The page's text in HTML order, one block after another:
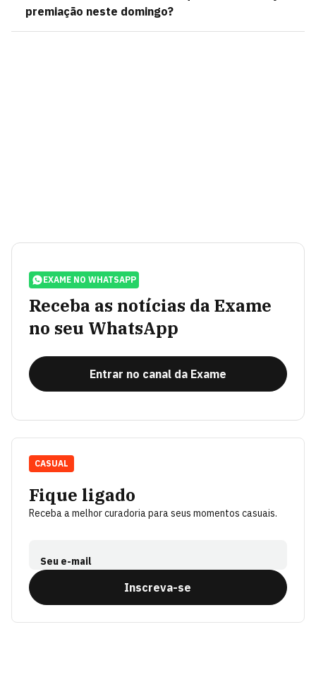
premiação neste domingo?
EXAME NO WHATSAPP
Receba as notícias da Exame
no seu WhatsApp
Entrar no canal da Exame
Fique ligado
Receba a melhor curadoria para seus momentos casuais.
Seu e-mail
Inscreva-se
CASUAL